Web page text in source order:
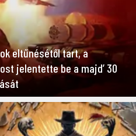
eltűnésétől tart, a
jelentette be a majd’ 30